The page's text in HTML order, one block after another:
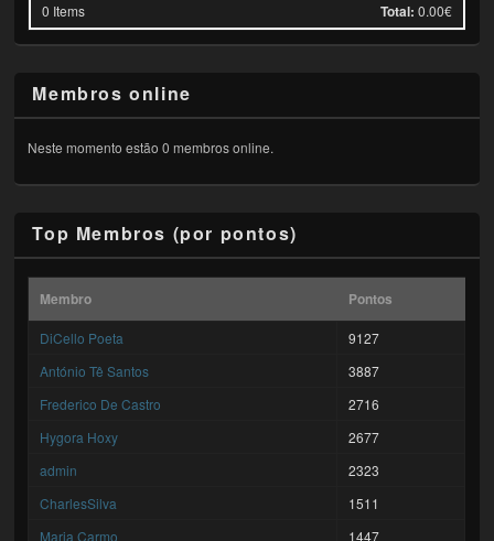
0 Items Total: 0.00€
Membros online
Neste momento estão 0 membros online.
Top Membros (por pontos)
Membro Pontos
DiCello Poeta
9127
António Tê Santos
3887
Frederico De Castro
2716
Hygora Hoxy
2677
admin
2323
CharlesSilva
1511
Maria Carmo
1447